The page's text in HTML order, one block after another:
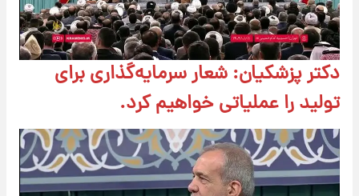
Video
دکتر پزشکیان: شعار سرمایه‌گذاری برای
تولید را عملیاتی خواهیم کرد.